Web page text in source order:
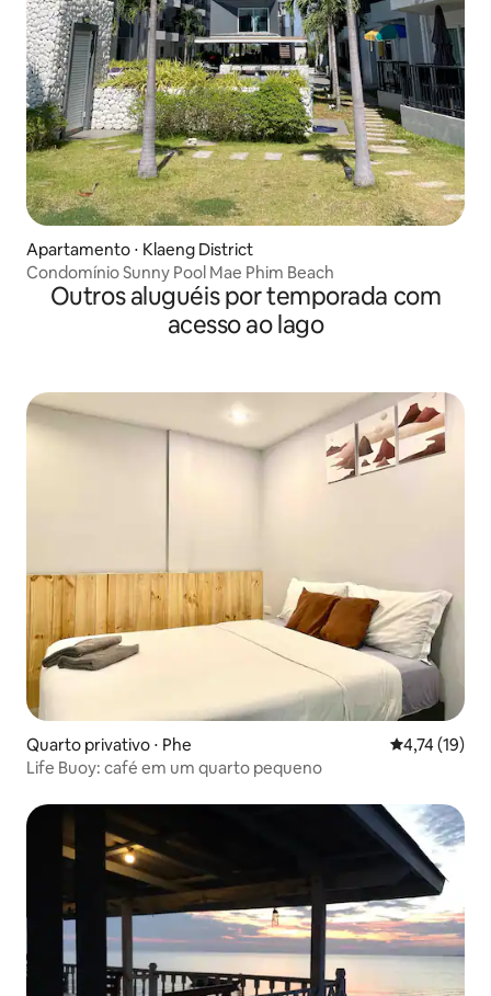
Apartamento ⋅ Klaeng District
Condomínio Sunny Pool Mae Phim Beach
Outros aluguéis por temporada com
acesso ao lago
Quarto privativo ⋅ Phe 4,74 de uma
4,74 (19)
Life Buoy: café em um quarto pequeno